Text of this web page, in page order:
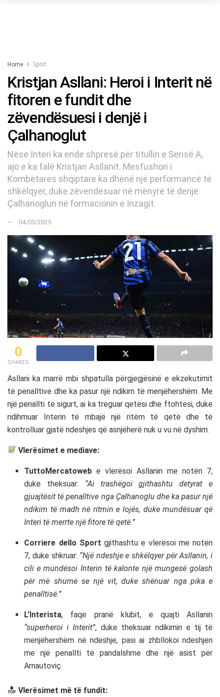
Home Sport
Kristjan Asllani: Heroi i Interit në
fitoren e fundit dhe
zëvendësuesi i denjë i
Çalhanoglut
Nëse Interi ka ende shpresë për titullin e Serisë A,
ajo e ka falë Kristjan Asllanit. Mesfushori i
Kombëtares shqiptare ka dhënë një performancë të
shkëlqyer, duke zëvendësuar në mënyrë të denjë
Çalhanoglun në formacionin e Inzagit.
04/05/2025
0
SHARES
Asllani ka marrë mbi shpatulla përgjegjësinë e ekzekutimit
të penalltive dhe ka pasur një ndikim të menjëhershëm. Me
një penallti të sigurt, ai ka treguar qetësi dhe ftohtësi, duke
ndihmuar Interin të mbajë një ritëm të qetë dhe të
kontrolluar gjatë ndeshjes që asnjëherë nuk u vu në dyshim.
Vlerësimet e mediave:
TuttoMercatoweb e vlerësoi Asllanin me notën 7,
duke theksuar: “Ai trashëgoi gjithashtu detyrat e
gjuajtësit të penalltive nga Çalhanoglu dhe ka pasur një
ndikim të madh në ritmin e lojës, duke mundësuar që
Interi të merrte një fitore të qetë.”
Corriere dello Sport gjithashtu e vlerësoi me notën
7, duke shkruar: “Një ndeshje e shkëlqyer për Asllanin, i
cili e mundësoi Interin të kalonte një mungesë golash
për më shumë se një vit, duke shënuar nga pika e
penalltisë.”
L’Interista, faqe pranë klubit, e quajti Asllanin
“superheroi i Interit”, duke theksuar ndikimin e tij të
menjëhershëm në ndeshje, pasi ai zhbllokoi ndeshjen
me një penallti të pandalshme dhe një asist për
Arnautoviç.
Vlerësimet më të fundit: